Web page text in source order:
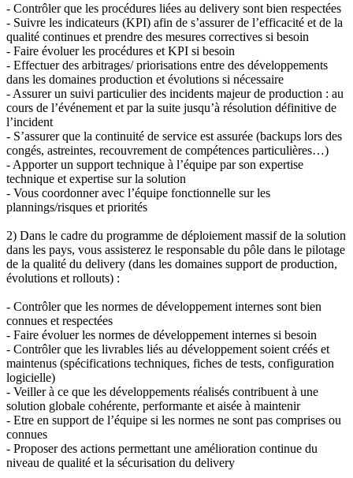
- Contrôler que les procédures liées au delivery sont bien respectées
- Suivre les indicateurs (KPI) afin de s’assurer de l’efficacité et de la
qualité continues et prendre des mesures correctives si besoin
- Faire évoluer les procédures et KPI si besoin
- Effectuer des arbitrages/ priorisations entre des développements
dans les domaines production et évolutions si nécessaire
- Assurer un suivi particulier des incidents majeur de production : au
cours de l’événement et par la suite jusqu’à résolution définitive de
l’incident
- S’assurer que la continuité de service est assurée (backups lors des
congés, astreintes, recouvrement de compétences particulières…)
- Apporter un support technique à l’équipe par son expertise
technique et expertise sur la solution
- Vous coordonner avec l’équipe fonctionnelle sur les
plannings/risques et priorités
2) Dans le cadre du programme de déploiement massif de la solution
dans les pays, vous assisterez le responsable du pôle dans le pilotage
de la qualité du delivery (dans les domaines support de production,
évolutions et rollouts) :
- Contrôler que les normes de développement internes sont bien
connues et respectées
- Faire évoluer les normes de développement internes si besoin
- Contrôler que les livrables liés au développement soient créés et
maintenus (spécifications techniques, fiches de tests, configuration
logicielle)
- Veiller à ce que les développements réalisés contribuent à une
solution globale cohérente, performante et aisée à maintenir
- Etre en support de l’équipe si les normes ne sont pas comprises ou
connues
- Proposer des actions permettant une amélioration continue du
niveau de qualité et la sécurisation du delivery